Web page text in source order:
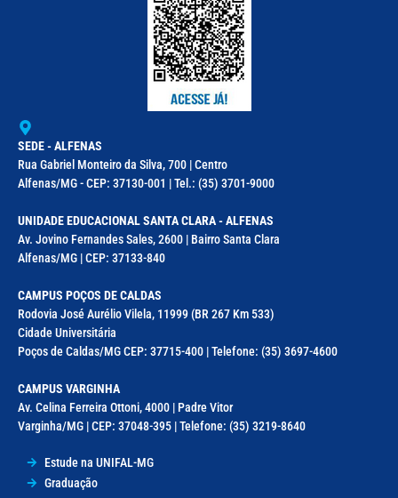
SEDE - ALFENAS
Rua Gabriel Monteiro da Silva, 700 | Centro
Alfenas/MG - CEP: 37130-001 | Tel.: (35) 3701-9000
UNIDADE EDUCACIONAL SANTA CLARA - ALFENAS
Av. Jovino Fernandes Sales, 2600 | Bairro Santa Clara
Alfenas/MG | CEP: 37133-840
CAMPUS POÇOS DE CALDAS
Rodovia José Aurélio Vilela, 11999 (BR 267 Km 533)
Cidade Universitária
Poços de Caldas/MG CEP: 37715-400 | Telefone: (35) 3697-4600
CAMPUS VARGINHA
Av. Celina Ferreira Ottoni, 4000 | Padre Vitor
Varginha/MG | CEP: 37048-395 | Telefone: (35) 3219-8640
Estude na UNIFAL-MG
Graduação